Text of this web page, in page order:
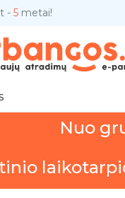
- 5 metai!
Nuo